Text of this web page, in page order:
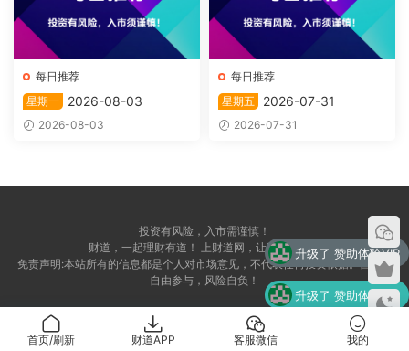
每日推荐
星期一
2026-08-03
2026-08-03
每日推荐
星期五
2026-07-31
2026-07-31
投资有风险，入市需谨慎！
财道，一起理财有道！ 上财道网，让财富上道！
免责声明:本站所有的信息都是个人对市场意见，不代表任何投资依据。自愿，
自由参与，风险自负！
首页/刷新 财道APP 客服微信 我的
升级了 赞助体验VIP
升级了 赞助体验VIP
升级了 赞助体验VIP